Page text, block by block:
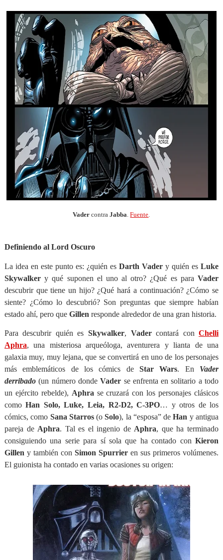
VadercontraJabba.Fuente.
Definiendo al Lord Oscuro
La idea en este punto es: ¿quién esDarth Vader y quién esLuke
Skywalkery qué suponen el uno al otro? ¿Qué es paraVader
descubrir que tiene un hijo? ¿Qué hará a continuación? ¿Cómo se
siente? ¿Cómo lo descubrió? Son preguntas que siempre habían
estado ahí, pero que Gillen responde alrededor de una gran historia.
Para descubrir quién es Skywalker, Vadercontará conChelli
Aphra, una misteriosa arqueóloga, aventurera y lianta de una
galaxia muy, muy lejana, que se convertirá en uno de los personajes
más emblemáticos de los cómics deStar Wars. En Vader
derribado(un número dondeVader se enfrenta en solitario a todo
un ejército rebelde), Aphra se cruzará con los personajes clásicos
comoHan Solo, Luke, Leia, R2-D2, C-3PO… y otros de los
cómics, como Sana Starros(oSolo), la “esposa” deHan y antigua
pareja de Aphra. Tal es el ingenio de Aphra, que ha terminado
consiguiendo una serie para sí sola que ha contado conKieron
Gillen y también con Simon Spurrier en sus primeros volúmenes.
El guionista ha contado en varias ocasiones su origen: